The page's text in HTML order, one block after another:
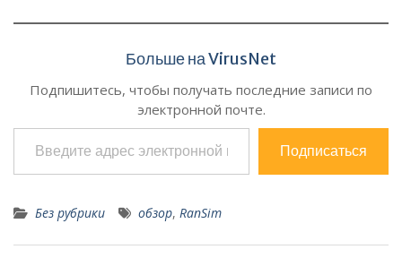
со 148 вариантами
файлы, заблокированные
года. Атаки
шифровальщика STOP
Хотя STOP менее
известен,
вымогатели, именно
на него в этом
году приходится более
Больше на VirusNet
Подпишитесь, чтобы получать последние записи по
электронной почте.
Введите адрес электронной почты…
Подписаться
Без рубрики обзор, RanSim